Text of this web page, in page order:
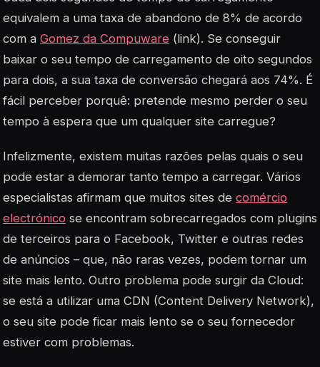
equivalem a uma taxa de abandono de 8% de acordo
com a Gomez da Compuware (link). Se conseguir
baixar o seu tempo de carregamento de oito segundos
para dois, a sua taxa de conversão chegará aos 74%. É
fácil perceber porquê: pretende mesmo perder o seu
tempo à espera que um qualquer site carregue?
Infelizmente, existem muitas razões pelas quais o seu
pode estar a demorar tanto tempo a carregar. Vários
especialistas afirmam que muitos sites de comércio
electrónico se encontram sobrecarregados com plugins
de terceiros para o Facebook, Twitter e outras redes
de anúncios – que, não raras vezes, podem tornar um
site mais lento. Outro problema pode surgir da Cloud:
se está a utilizar uma CDN (Content Delivery Network),
o seu site pode ficar mais lento se o seu fornecedor
estiver com problemas.